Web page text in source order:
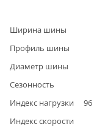
Ширина шины
Профиль шины
Диаметр шины
Сезонность
Индекс нагрузки
96
Индекс скорости